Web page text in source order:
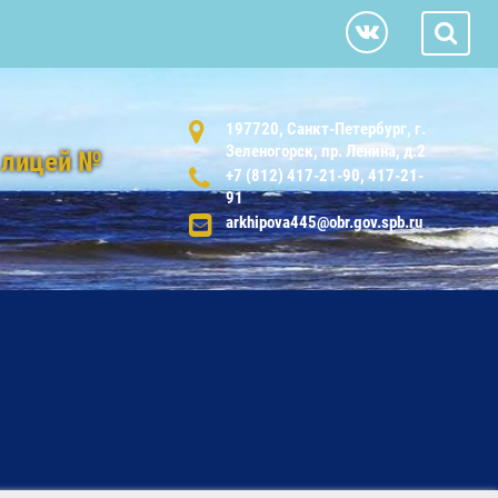
лицей №
197720, Санкт-Петербург, г.
Зеленогорск, пр. Ленина, д.2
+7 (812) 417-21-90, 417-21-
91
arkhipova445@obr.gov.spb.ru